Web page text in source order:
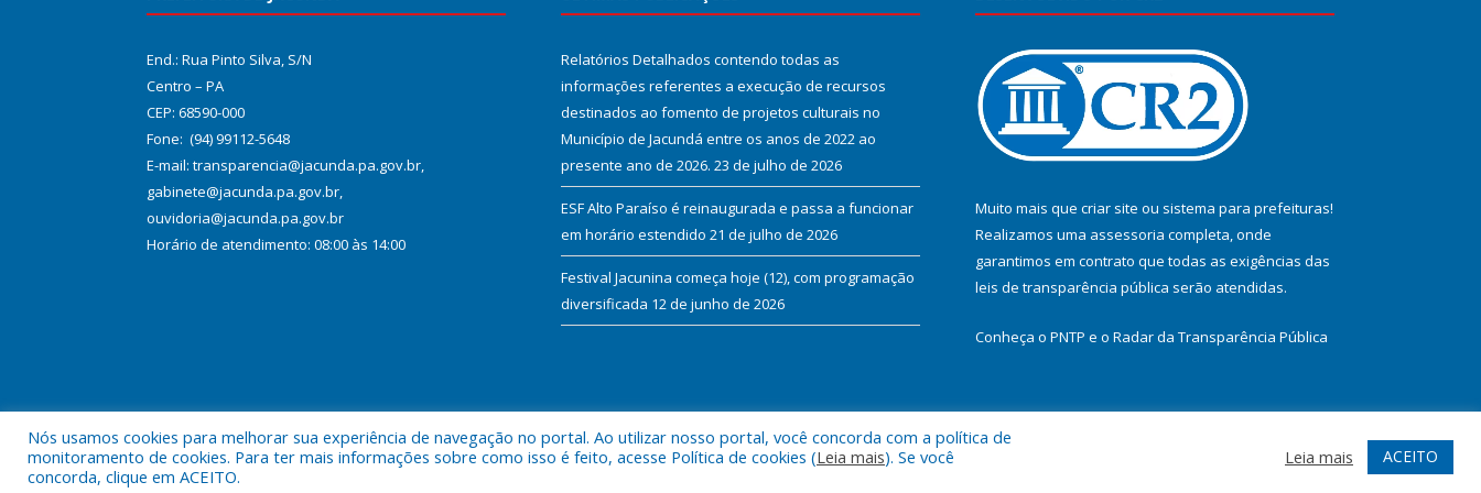
End.: Rua Pinto Silva, S/N
Centro – PA
CEP: 68590-000
Fone: (94) 99112-5648
E-mail: transparencia@jacunda.pa.gov.br,
gabinete@jacunda.pa.gov.br,
ouvidoria@jacunda.pa.gov.br
Horário de atendimento: 08:00 às 14:00
Relatórios Detalhados contendo todas as
informações referentes a execução de recursos
destinados ao fomento de projetos culturais no
Município de Jacundá entre os anos de 2022 ao
presente ano de 2026. 23 de julho de 2026
ESF Alto Paraíso é reinaugurada e passa a funcionar
em horário estendido 21 de julho de 2026
Festival Jacunina começa hoje (12), com programação
diversificada 12 de junho de 2026
Muito mais que criar site ou sistema para prefeituras!
Realizamos uma assessoria completa, onde
garantimos em contrato que todas as exigências das
leis de transparência pública serão atendidas.
Conheça o PNTP e o Radar da Transparência Pública
Todos os direitos reservados a Prefeitura Municipal de Jacundá. Mapa do Site Acessar Webmail
Nós usamos cookies para melhorar sua experiência de navegação no portal. Ao utilizar nosso portal, você concorda com a política de
monitoramento de cookies. Para ter mais informações sobre como isso é feito, acesse Política de cookies (Leia mais). Se você
concorda, clique em ACEITO.
Leia mais ACEITO